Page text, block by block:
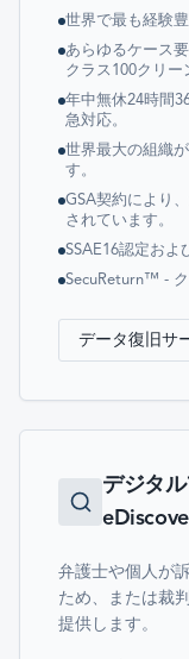
世界で最も経験
あらゆるケース
クラス100クリー
年中無休24時間
急対応。
世界最大の組織
す。
GSA契約により
されています。
SSAE16認定およ
SecuReturn™ - ク
データ復旧サ
デジタ
弁護士や個人が
ため、または裁
提供します。